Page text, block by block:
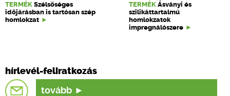
TERMÉK Szélsőséges
időjárásban is tartósan szép
homlokzat
TERMÉK Ásványi és
szilikáttartalmú
homlokzatok
impregnálószere
hírlevél-feliratkozás
tovább